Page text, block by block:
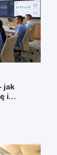
jak
i